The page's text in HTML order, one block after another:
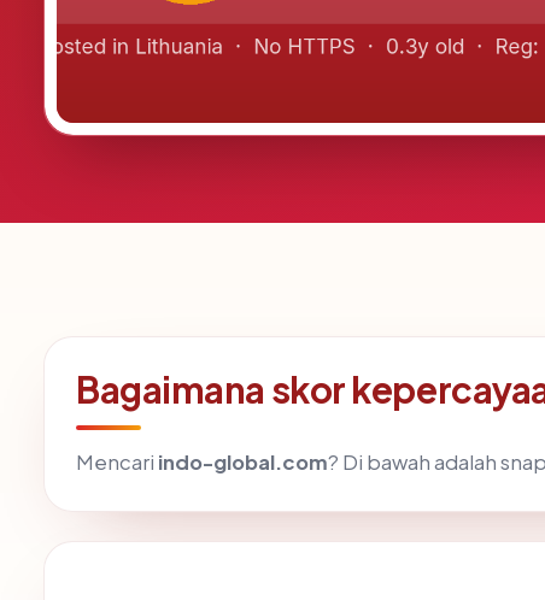
Bagaimana skor
Mencari indo-global.com? Di bawah adalah